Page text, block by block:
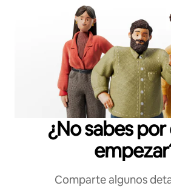
¿No sabes
Comparte algunos